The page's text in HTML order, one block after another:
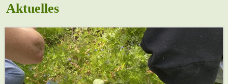
Aktuelles